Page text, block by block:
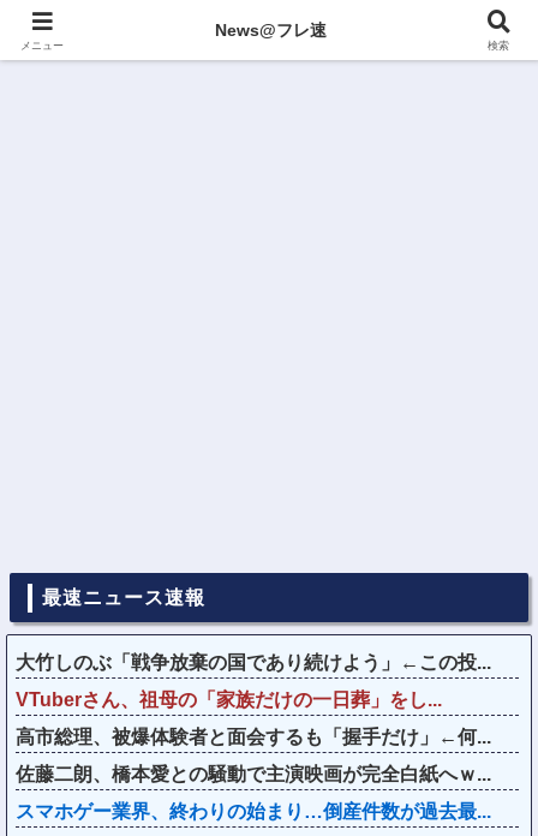
最速ニュース速報
大竹しのぶ「戦争放棄の国であり続けよう」←この投...
VTuberさん、祖母の「家族だけの一日葬」をし...
高市総理、被爆体験者と面会するも「握手だけ」←何...
佐藤二朗、橋本愛との騒動で主演映画が完全白紙へｗ...
スマホゲー業界、終わりの始まり…倒産件数が過去最...
メニュー
News@フレ速
検索